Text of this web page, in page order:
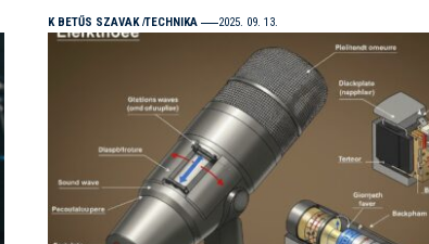
K BETŰS SZAVAK TECHNIKA 2025. 09. 13.